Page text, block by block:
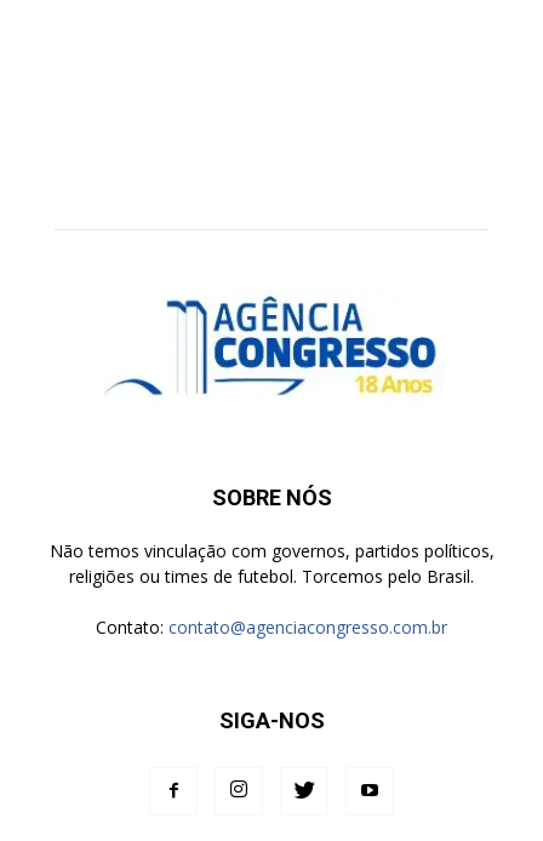
SOBRE NÓS
Não temos vinculação com governos, partidos políticos,
religiões ou times de futebol. Torcemos pelo Brasil.
Contato: contato@agenciacongresso.com.br
SIGA-NOS